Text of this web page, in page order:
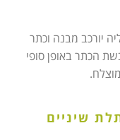
יורכב מבנה וכתר
הכתר באופן סופי
שיניים